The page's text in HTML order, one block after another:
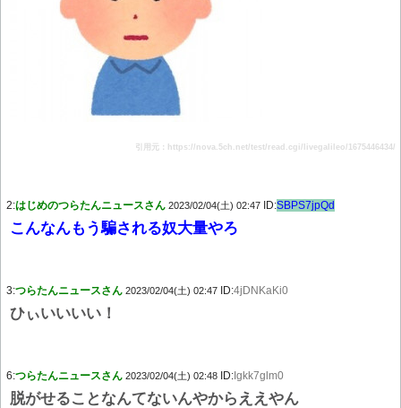
引用元：https://nova.5ch.net/test/read.cgi/livegalileo/1675446434/
2:はじめのつらたんニュースさん 2023/02/04(土) 02:47 ID:SBPS7jpQd
こんなんもう騙される奴大量やろ
3:つらたんニュースさん 2023/02/04(土) 02:47 ID:4jDNKaKi0
ひぃいいいい！
6:つらたんニュースさん 2023/02/04(土) 02:48 ID: Igkk7glm0
脱がせることなんてないんやからええやん